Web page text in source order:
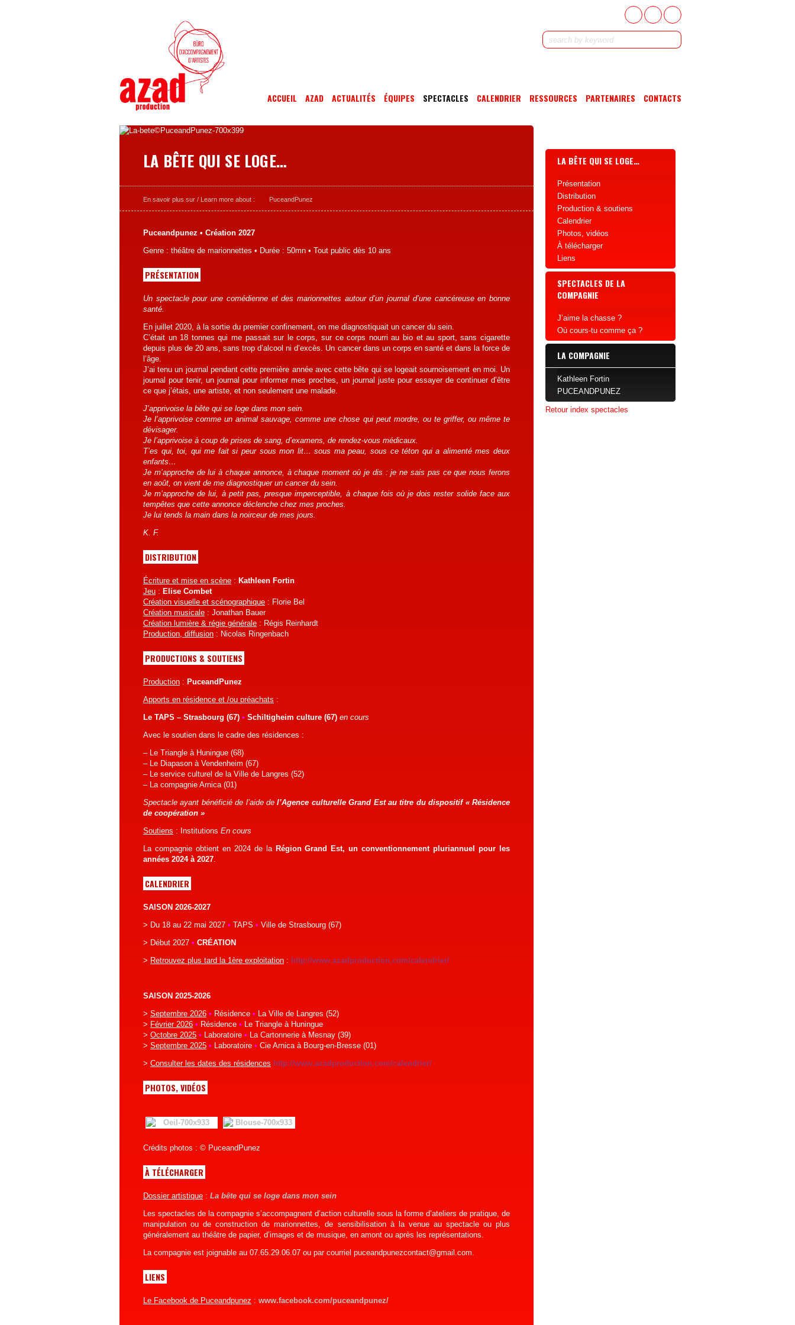
ACCUEIL AZAD ACTUALITÉS ÉQUIPES SPECTACLES CALENDRIER RESSOURCES PARTENAIRES CONTACTS
LA BÊTE QUI SE LOGE…
En savoir plus sur / Learn more about : PuceandPunez
Puceandpunez • Création 2027
Genre : théâtre de marionnettes • Durée : 50mn • Tout public dès 10 ans
PRÉSENTATION
Un spectacle pour une comédienne et des marionnettes autour d’un journal d’une cancéreuse en bonne
santé.
En juillet 2020, à la sortie du premier confinement, on me diagnostiquait un cancer du sein.
C’était un 18 tonnes qui me passait sur le corps, sur ce corps nourri au bio et au sport, sans cigarette
depuis plus de 20 ans, sans trop d’alcool ni d’excès. Un cancer dans un corps en santé et dans la force de
l’âge.
J’ai tenu un journal pendant cette première année avec cette bête qui se logeait sournoisement en moi. Un
journal pour tenir, un journal pour informer mes proches, un journal juste pour essayer de continuer d’être
ce que j’étais, une artiste, et non seulement une malade.
J’apprivoise la bête qui se loge dans mon sein.
Je l’apprivoise comme un animal sauvage, comme une chose qui peut mordre, ou te griffer, ou même te
dévisager.
Je l’apprivoise à coup de prises de sang, d’examens, de rendez-vous médicaux.
T’es qui, toi, qui me fait si peur sous mon lit… sous ma peau, sous ce téton qui a alimenté mes deux
enfants…
Je m’approche de lui à chaque annonce, à chaque moment où je dis : je ne sais pas ce que nous ferons
en août, on vient de me diagnostiquer un cancer du sein.
Je m’approche de lui, à petit pas, presque imperceptible, à chaque fois où je dois rester solide face aux
tempêtes que cette annonce déclenche chez mes proches.
Je lui tends la main dans la noirceur de mes jours.
K. F.
DISTRIBUTION
Écriture et mise en scène : Kathleen Fortin
Jeu : Elise Combet
Création visuelle et scénographique : Florie Bel
Création musicale : Jonathan Bauer
Création lumière & régie générale : Régis Reinhardt
Production, diffusion : Nicolas Ringenbach
PRODUCTIONS & SOUTIENS
Production : PuceandPunez
Apports en résidence et /ou préachats :
Le TAPS – Strasbourg (67) • Schiltigheim culture (67) en cours
Avec le soutien dans le cadre des résidences :
– Le Triangle à Huningue (68)
– Le Diapason à Vendenheim (67)
– Le service culturel de la Ville de Langres (52)
– La compagnie Arnica (01)
Spectacle ayant bénéficié de l’aide del’Agence culturelle Grand Est au titre du dispositif « Résidence
de coopération »
Soutiens : Institutions En cours
La compagnie obtient en 2024 de la Région Grand Est, un conventionnement pluriannuel pour les
années 2024 à 2027
CALENDRIER
SAISON 2026-2027
> Du 18 au 22 mai 2027 • TAPS • Ville de Strasbourg (67)
> Début 2027 • CRÉATION
> Retrouvez plus tard la 1ère exploitation : http://www.azadproduction.com/calendrier/
SAISON 2025-2026
> Septembre 2026 • Résidence • La Ville de Langres (52)
> Février 2026 • Résidence • Le Triangle à Huningue
> Octobre 2025 • Laboratoire • La Cartonnerie à Mesnay (39)
> Septembre 2025 • Laboratoire • Cie Arnica à Bourg-en-Bresse (01)
> Consulter les dates des résidences http://www.azadproduction.com/calendrier/
PHOTOS, VIDÉOS
Crédits photos : © PuceandPunez
À TÉLÉCHARGER
Dossier artistique : La bête qui se loge dans mon sein
Les spectacles de la compagnie s’accompagnent d’action culturelle sous la forme d’ateliers de pratique, de
manipulation ou de construction de marionnettes, de sensibilisation à la venue au spectacle ou plus
généralement au théâtre de papier, d’images et de musique, en amont ou après les représentations.
La compagnie est joignable au 07.65.29.06.07 ou par courriel puceandpunezcontact@gmail.com.
LIENS
Le Facebook de Puceandpunez : www.facebook.com/puceandpunez/
LA BÊTE QUI SE LOGE…
Présentation
Distribution
Production & soutiens
Calendrier
Photos, vidéos
À télécharger
Liens
SPECTACLES DE LA
COMPAGNIE
J’aime la chasse ?
Où cours-tu comme ça ?
LA COMPAGNIE
Kathleen Fortin
PUCEANDPUNEZ
Retour index spectacles